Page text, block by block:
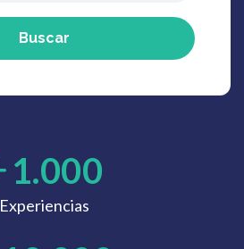
Buscar
1.000
Experiencias